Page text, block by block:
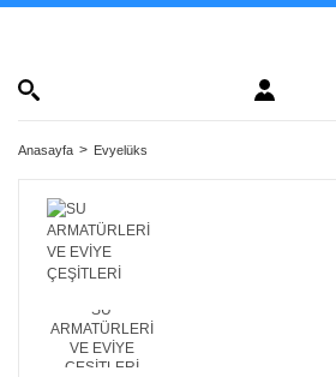
Anasayfa Evyelüks
SU
ARMATÜRLERİ
VE EVİYE
ÇEŞİTLERİ